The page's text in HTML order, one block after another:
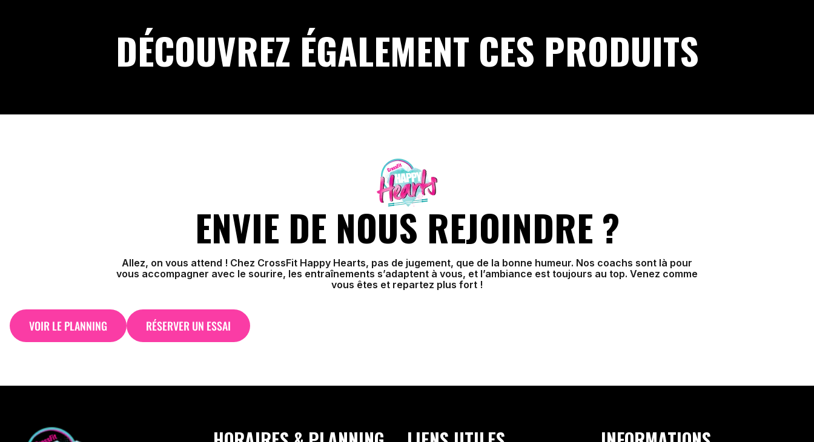
DÉCOUVREZ ÉGALEMENT CES PRODUITS
ENVIE DE NOUS REJOINDRE ?
Allez, on vous attend ! Chez CrossFit Happy Hearts, pas de jugement, que de la bonne humeur. Nos coachs sont là pour
vous accompagner avec le sourire, les entraînements s’adaptent à vous, et l’ambiance est toujours au top. Venez comme
vous êtes et repartez plus fort !
VOIR LE PLANNING RÉSERVER UN ESSAI